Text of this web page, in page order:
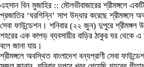
এহসান বিন মুজাহির :: মৌলভীবাজারের শ্রীমঙ্গলে
প্রজাতির ‘ঘরগিন্নি’ সাপ উদ্ধার করেছে শ্রীমঙ্গলে
সেবা ফাউন্ডেশন। শনিবার (২২ জুন) দুপুরে
শহরের এক কাপড় ব্যবসায়ীর বাড়ির ঠাকুর ঘর থেকে এ
বলে জানা যায়।
শ্রীমঙ্গলে অবস্থিত বাংলাদেশ বন্যপ্রাণী সেবা